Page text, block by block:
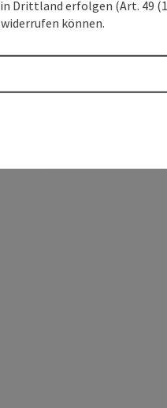
Drittland erfolgen (Art. 49
können.